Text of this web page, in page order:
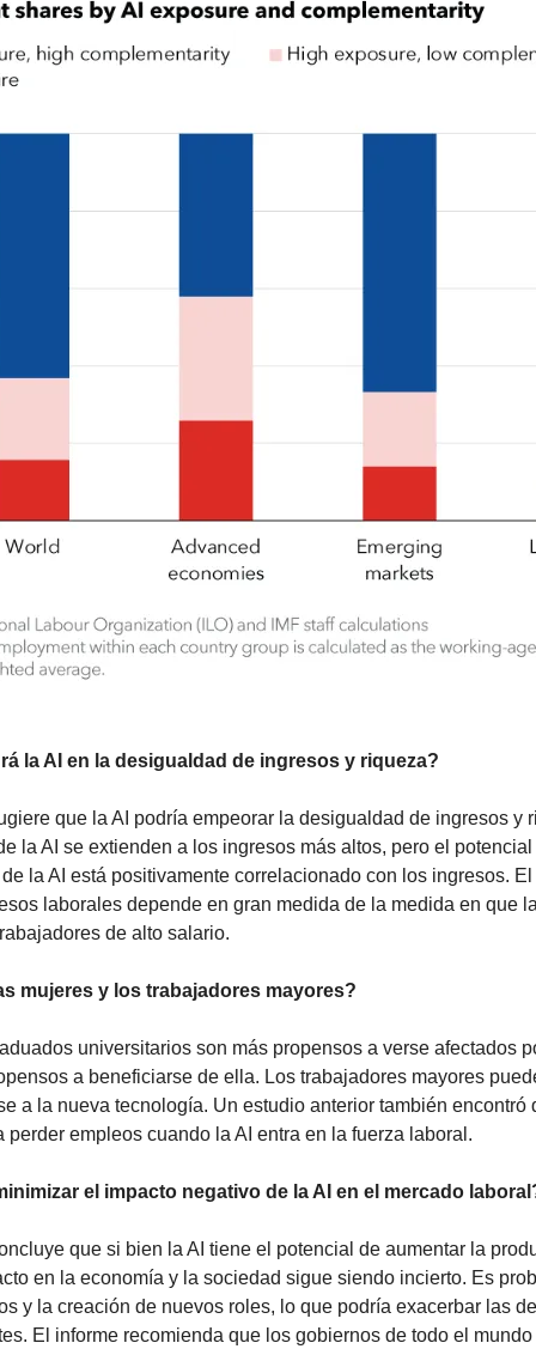
la AI en la desigualdad de ingresos y riqueza?
que la AI podría empeorar la desigualdad de ingresos y
la AI se extienden a los ingresos más altos, pero el potencial
la AI está positivamente correlacionado con los ingresos.
laborales depende en gran medida de la medida en que
de alto salario.
mujeres y los trabajadores mayores?
universitarios son más propensos a verse afectados
a beneficiarse de ella. Los trabajadores mayores
a la nueva tecnología. Un estudio anterior también encontró
perder empleos cuando la AI entra en la fuerza laboral.
el impacto negativo de la AI en el mercado
que si bien la AI tiene el potencial de aumentar la
en la economía y la sociedad sigue siendo incierto. Es
y la creación de nuevos roles, lo que podría exacerbar las
El informe recomienda que los gobiernos de todo el